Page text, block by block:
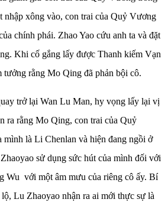
xông vào, con trai của Quỷ Vương
chính phái. Zhao Yao cứu anh ta và đặt
Khi cố gắng lấy được Thanh kiếm Vạn
tưởng rằng Mo Qing đã phản bội cô.
trở lại Wan Lu Man, hy vọng lấy lại vị
ra rằng Mo Qing, con trai của Quỷ
mình là Li Chenlan và hiện đang ngồi ở
sử dụng sức hút của mình đối với
Wu với một âm mưu của riêng cô ấy. Bí
Lu Zhaoyao nhận ra ai mới thực sự là